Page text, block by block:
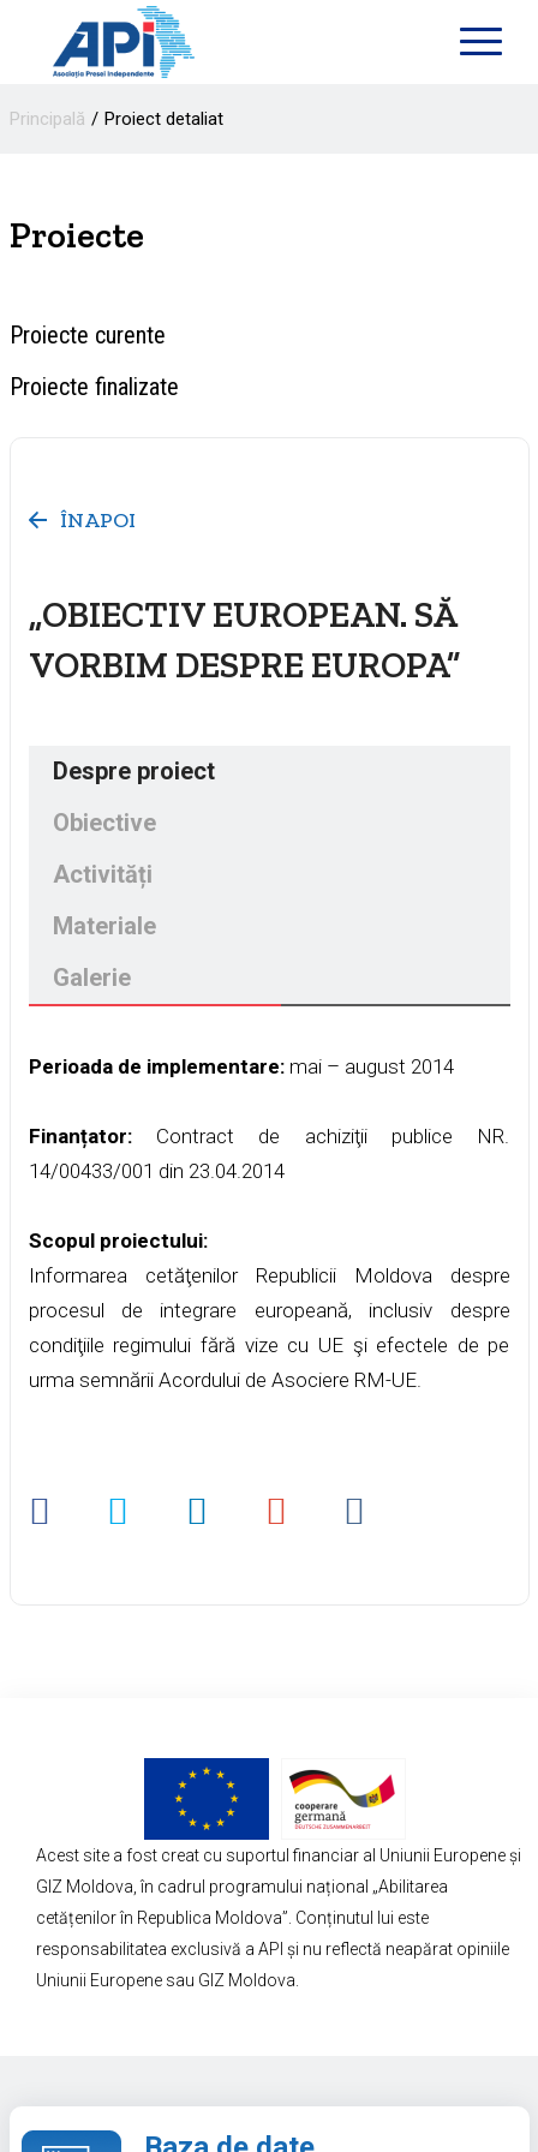
Principală Proiect detaliat
Proiecte
Proiecte curente
Proiecte finalizate
ÎNAPOI
„OBIECTIV EUROPEAN. SĂ
VORBIM DESPRE EUROPA”
Despre proiect
Obiective
Activități
Materiale
Galerie
Perioada de implementare:mai – august 2014
Finanțator:Contract de achiziţii publice NR.
14/00433/001 din 23.04.2014
Scopul proiectului:
Informarea cetăţenilor Republicii Moldova despre
procesul de integrare europeană, inclusiv despre
condiţiile regimului fără vize cu UE şi efectele de pe
urma semnării Acordului de Asociere RM-UE.
Acest site a fost creat cu suportul financiar al Uniunii Europene și
GIZ Moldova, în cadrul programului național „Abilitarea
cetățenilor în Republica Moldova”. Conținutul lui este
responsabilitatea exclusivă a API și nu reflectă neapărat opiniile
Uniunii Europene sau GIZ Moldova.